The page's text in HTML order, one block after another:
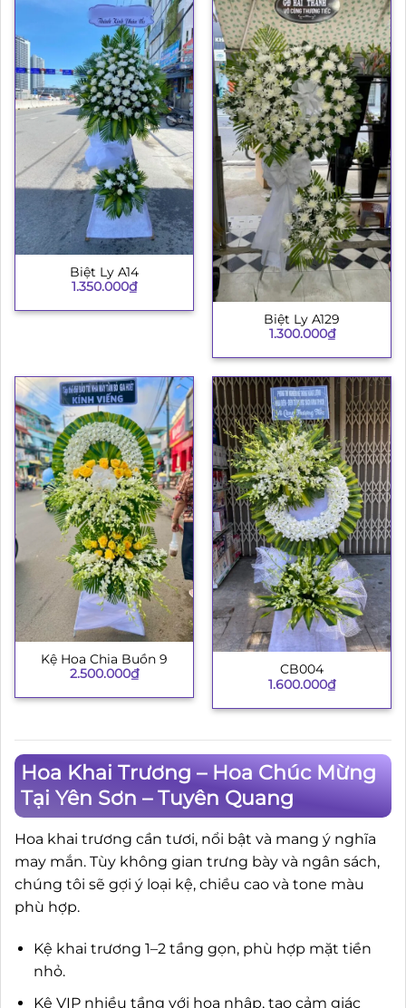
Biệt Ly A14
1.350.000₫
Biệt Ly A129
1.300.000₫
Kệ Hoa Chia Buồn 9
2.500.000₫
CB004
1.600.000₫
Hoa Khai Trương – Hoa Chúc Mừng
Tại Yên Sơn – Tuyên Quang
Hoa khai trương cần tươi, nổi bật và mang ý nghĩa
may mắn. Tùy không gian trưng bày và ngân sách,
chúng tôi sẽ gợi ý loại kệ, chiều cao và tone màu
phù hợp.
Kệ khai trương 1–2 tầng gọn, phù hợp mặt tiền
nhỏ.
Kệ VIP nhiều tầng với hoa nhập, tạo cảm giác